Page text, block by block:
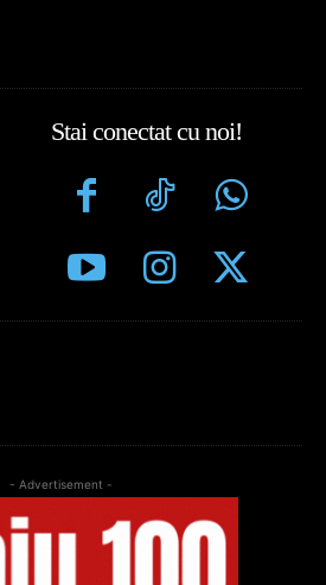
Stai conectat cu noi!
- Advertisement -